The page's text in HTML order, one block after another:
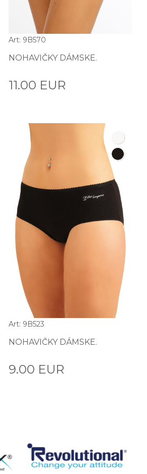
Art: 9B570
NOHAVIČKY DÁMSKE.
11.00 EUR
Art: 9B523
NOHAVIČKY DÁMSKE.
9.00 EUR